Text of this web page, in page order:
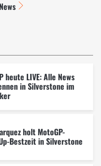
heute LIVE: Alle News
in Silverstone im
holt MotoGP-
Bestzeit in Silverstone